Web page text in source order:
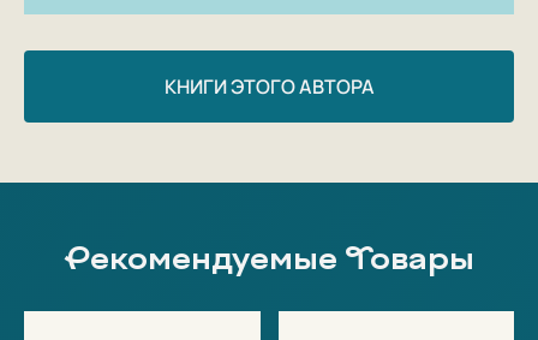
КНИГИ ЭТОГО АВТОРА
Рекомендуемые Товары